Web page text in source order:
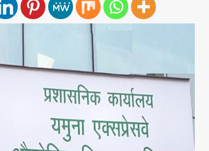
एंटी-बर्गलरी सेल की बड़ी कामयाबी, चोरी के
माल की खरीद-फरोख्त करने वाले गिरोह का
सरकारी भर्ती परीक्षाओं में नकल कराने वाले
अंतरराज्यीय गिरोह का भंडाफोड़, मास्टरमाइंड